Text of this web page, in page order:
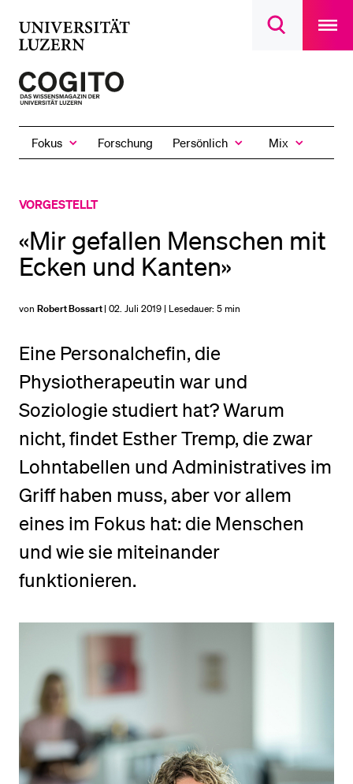
FokusZeige
das
Forschung Persönlich
Zeige
das
MixZeige
das
Suchdialog
main
Zur
des
Magazins
VORGESTELLT
«Mir gefallen Menschen mit
Ecken und Kanten»
von Robert Bossart| 02. Juli 2019 | Lesedauer: 5 min
Eine Personalchefin, die
Physiotherapeutin war und
Soziologie studiert hat? Warum
nicht, findet Esther Tremp, die zwar
Lohntabellen und Administratives im
Griff haben muss, aber vor allem
eines im Fokus hat: die Menschen
und wie sie miteinander
funktionieren.
LETZTE SUCHEN
DIE UNI FÜR…
Schulklassen und Lehrpersonen
Studien­interessierte
Mitarbeitende
Alumni
Medien
Vorlesungsverzeichnis
Anmeldung und Zulassung